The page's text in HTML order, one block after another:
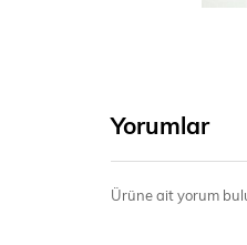
Yorumlar
Ürüne ait yorum